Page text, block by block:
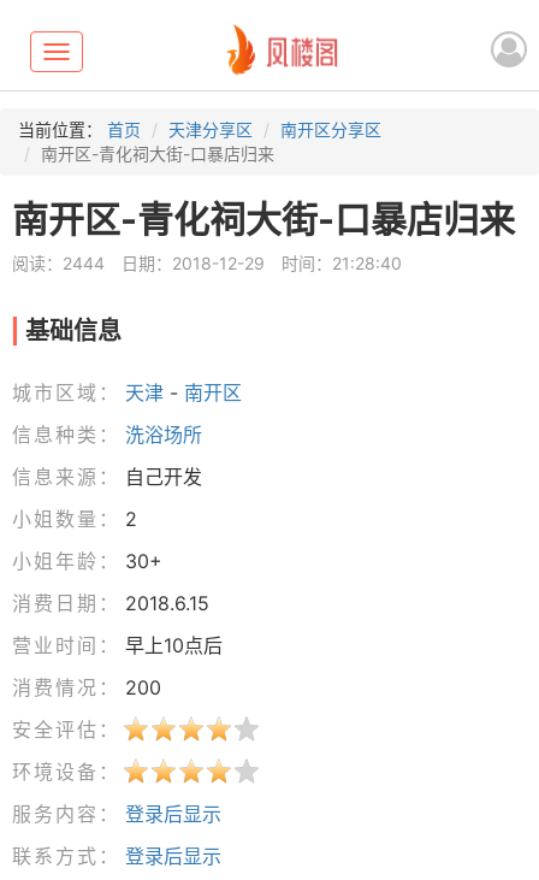
Toggle
navigation
当前位置： 首页 天津分享区
南开区分享区
南开区-青化祠大街-口暴店归来
南开区-青化祠大街-口暴店归来
阅读：2444 日期：2018-12-29 时间：21:28:40
基础信息
城市区域： 天津 - 南开区
信息种类：
洗浴场所
信息来源：
自己开发
小姐数量：
2
小姐年龄：
30+
消费日期：
2018.6.15
营业时间：
早上10点后
消费情况：
200
安全评估：
环境设备：
服务内容：
登录后显示
联系方式：
登录后显示